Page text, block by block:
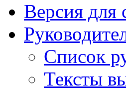
Версия для
Список
Тексты